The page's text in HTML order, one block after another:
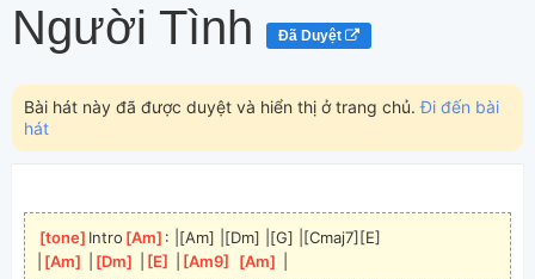
Người Tình Đã Duyệt
Bài hát này đã được duyệt và hiển thị ở trang chủ.Đi đến bài
hát
[tone ]Intro [Am ]: |[Am] |[Dm] |[G] |[Cmaj7][E]
[Am [Dm [E [Am9 [Am